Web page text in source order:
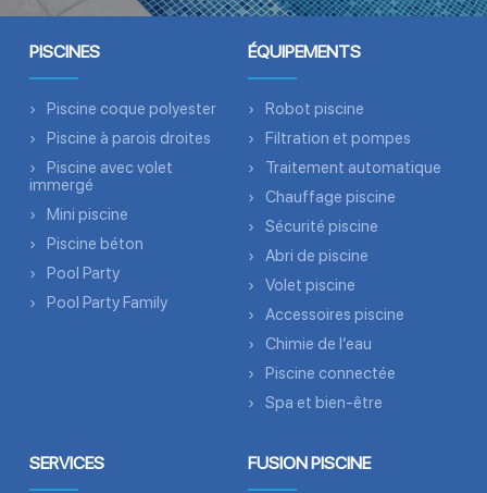
PISCINES
Piscine coque polyester
Piscine à parois droites
Piscine avec volet
immergé
Mini piscine
Piscine béton
Pool Party
Pool Party Family
ÉQUIPEMENTS
Robot piscine
Filtration et pompes
Traitement automatique
Chauffage piscine
Sécurité piscine
Abri de piscine
Volet piscine
Accessoires piscine
Chimie de l’eau
Piscine connectée
Spa et bien-être
SERVICES FUSION PISCINE